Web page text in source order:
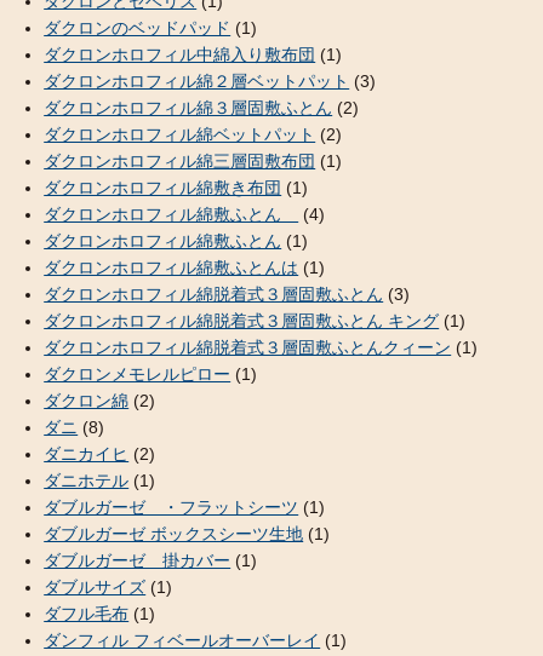
ダクロンのベッドパッド (1)
ダクロンホロフィル中綿入り敷布団 (1)
ダクロンホロフィル綿２層ベットパット (3)
ダクロンホロフィル綿３層固敷ふとん (2)
ダクロンホロフィル綿ベットパット (2)
ダクロンホロフィル綿三層固敷布団 (1)
ダクロンホロフィル綿敷き布団 (1)
ダクロンホロフィル綿敷ふとん
(4)
ダクロンホロフィル綿敷ふとん (1)
ダクロンホロフィル綿敷ふとんは (1)
ダクロンホロフィル綿脱着式３層固敷ふとん (3)
ダクロンホロフィル綿脱着式３層固敷ふとん キング (1)
ダクロンホロフィル綿脱着式３層固敷ふとんクィーン (1)
ダクロンメモレルピロー (1)
ダクロン綿 (2)
ダニ (8)
ダニカイヒ (2)
ダニホテル (1)
ダブルガーゼ ・フラットシーツ (1)
ダブルガーゼ ボックスシーツ生地 (1)
ダブルガーゼ 掛カバー (1)
ダブルサイズ (1)
ダフル毛布 (1)
ダンフィル フィベールオーバーレイ (1)